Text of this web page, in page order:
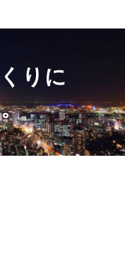
りに